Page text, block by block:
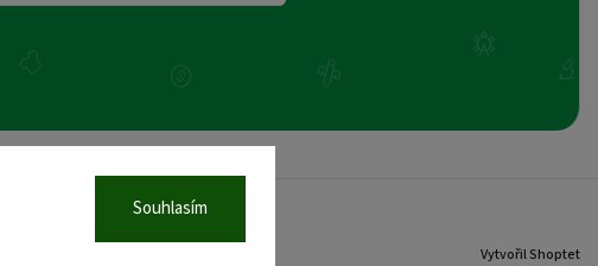
Souhlasím
Vytvořil Shoptet